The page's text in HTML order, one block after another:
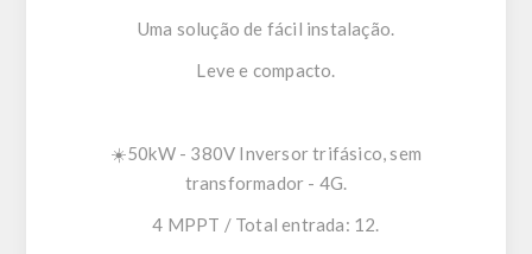
Uma solução de fácil instalação.
Leve e compacto.
☀️50kW - 380V Inversor trifásico, sem
transformador - 4G.
4 MPPT / Total entrada: 12.